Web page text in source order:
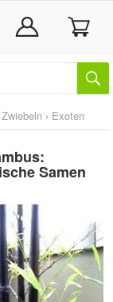
› Exoten
Samen